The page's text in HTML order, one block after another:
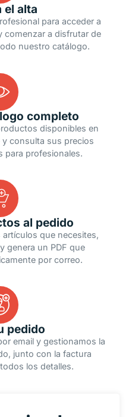
el alta
para acceder a
comenzar a disfrutar de
nuestro catálogo.
completo
disponibles en
consulta sus precios
para profesionales.
al pedido
artículos que necesites,
genera un PDF que
por correo.
pedido
email y gestionamos la
junto con la factura
los detalles.